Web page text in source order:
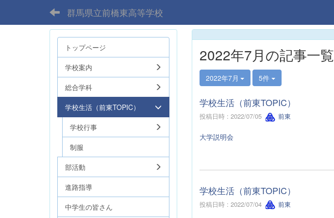
群馬県立前橋東高等学校
2022年7月の記事一覧
2022年7月 5件
学校生活（前東TOPIC）
投稿日時 : 2022/07/05 前東
大学説明会
学校生活（前東TOPIC）
投稿日時 : 2022/07/04 前東
トップページ
学校案内
総合学科
学校生活（前東TOPIC）
学校行事
制服
部活動
進路指導
中学生の皆さん